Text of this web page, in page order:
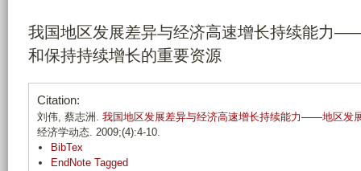
分
我国地区发展差异与经济高速增长持续能力
和保持持续增长的重要资源
Citation:
刘伟, 蔡志洲. 我国地区发展差异与经济高速增长持续能力——地区发
经济学动态. 2009;(4):4-10.
BibTex
EndNote Tagged